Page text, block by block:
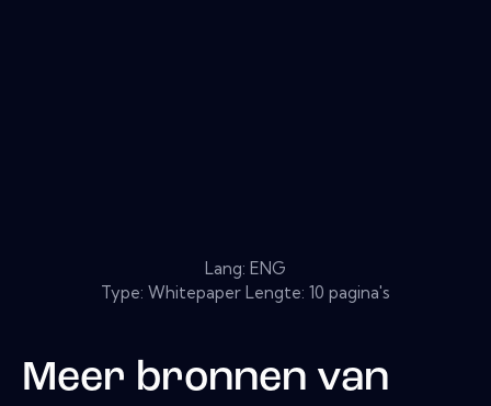
Lang: ENG
Type: Whitepaper Lengte: 10 pagina's
Meer bronnen van